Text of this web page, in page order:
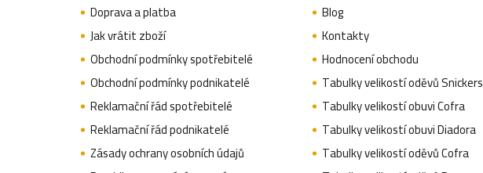
Doprava a platba
Jak vrátit zboží
Obchodní podmínky spotřebitelé
Obchodní podmínky podnikatelé
Reklamační řád spotřebitelé
Reklamační řád podnikatelé
Zásady ochrany osobních údajů
Blog
Kontakty
Hodnocení obchodu
Tabulky velikostí oděvů Snickers
Tabulky velikostí obuvi Cofra
Tabulky velikostí obuvi Diadora
Tabulky velikostí oděvů Cofra